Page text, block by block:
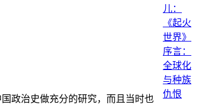
政治史做充分的研究，而且当时也
儿：
《起火
世界》
序言：
全球化
与种族
仇恨